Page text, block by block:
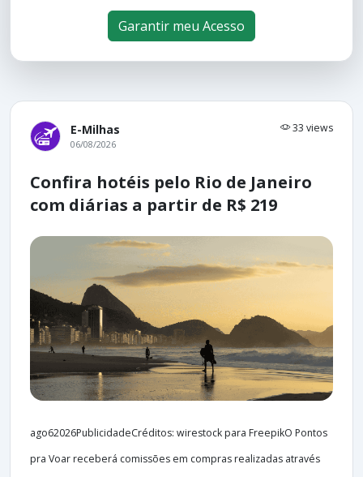
Garantir meu Acesso
E-Milhas 33 views
06/08/2026
Confira hotéis pelo Rio de Janeiro
com diárias a partir de R$ 219
ago62026PublicidadeCréditos: wirestock para FreepikO Pontos
pra Voar receberá comissões em compras realizadas através